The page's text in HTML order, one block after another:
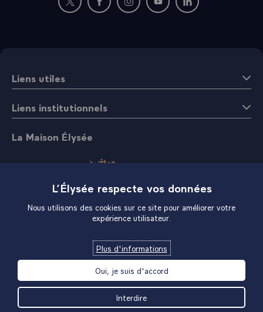
Nouvelle fenêtre : rejoignez-nous sur Twitter
Nouvelle fenêtre : rejoignez-nous sur
Nouvelle fenêtre : rejoignez-nous
Nouvelle fenêtre :
Nouvelle fenêtre :
Liens utiles
Liens institutionnels
La Maison Élysée
L’Élysée respecte vos données
Nous utilisons des cookies sur ce site pour améliorer votre
expérience utilisateur.
Plus d'informations
Oui, je suis d'accord
Interdire